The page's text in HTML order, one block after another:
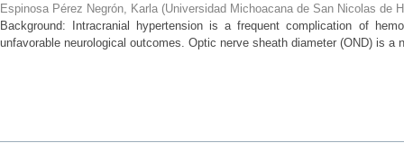
Espinosa Pérez Negrón, Karla (Universidad Michoacana de San Nicolas de
Background: Intracranial hypertension is a frequent complication of
unfavorable neurological outcomes. Optic nerve sheath diameter (OND) is a